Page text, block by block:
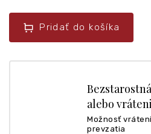
Pridať do košíka
alebo
Možnosť
prevzatia